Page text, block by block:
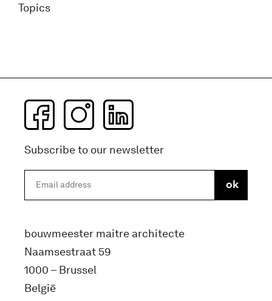
Topics
Subscribe to our newsletter
bouwmeester maitre architecte
Naamsestraat 59
1000 – Brussel
België